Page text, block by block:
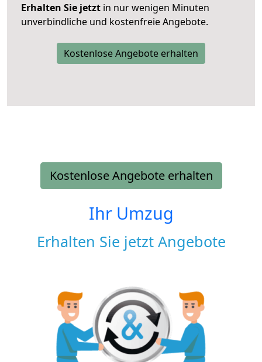
Erhalten Sie jetzt in nur wenigen Minuten
unverbindliche und kostenfreie Angebote.
Kostenlose Angebote erhalten
Kostenlose Angebote erhalten
Ihr Umzug
Erhalten Sie jetzt Angebote